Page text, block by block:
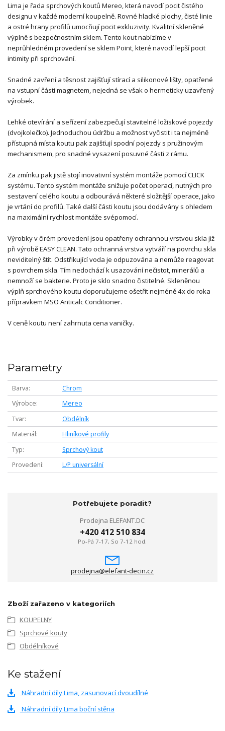
Lima je řada sprchových koutů Mereo, která navodí pocit čistého
designu v každé moderní koupelně. Rovné hladké plochy, čisté linie
a ostré hrany profilů umocňují pocit exkluzivity. Kvalitní skleněné
výplně s bezpečnostním sklem. Tento kout nabízíme v
neprůhledném provedení se sklem Point, které navodí lepší pocit
intimity při sprchování.
Snadné zavření a těsnost zajišťují stírací a silikonové lišty, opatřené
na vstupní části magnetem, nejedná se však o hermeticky uzavřený
výrobek.
Lehké otevírání a seřízení zabezpečují stavitelné ložiskové pojezdy
(dvojkolečko). Jednoduchou údržbu a možnost vyčistit i ta nejméně
přístupná místa koutu pak zajišťují spodní pojezdy s pružinovým
mechanismem, pro snadné vysazení posuvné části z rámu.
Za zmínku pak jistě stojí inovativní systém montáže pomocí CLICK
systému. Tento systém montáže snižuje počet operací, nutných pro
sestavení celého koutu a odbourává některé složitější operace, jako
je vrtání do profilů. Také další části koutu jsou dodávány s ohledem
na maximální rychlost montáže svépomocí.
Výrobky v čirém provedení jsou opatřeny ochrannou vrstvou skla již
při výrobě EASY CLEAN. Tato ochranná vrstva vytváří na povrchu skla
neviditelný štít. Odstřikující voda je odpuzována a nemůže reagovat
s povrchem skla. Tím nedochází k usazování nečistot, minerálů a
nemnoží se bakterie. Proto je sklo snadno čistitelné. Skleněnou
výplň sprchového koutu doporučujeme ošetřit nejméně 4x do roka
přípravkem MSO Anticalc Conditioner.
V ceně koutu není zahrnuta cena vaničky.
Parametry
Barva
Chrom
Výrobce
Mereo
Tvar
Obdélník
Materiál
Hliníkové profily
Typ
Sprchový kout
Provedení
L/P universální
Potřebujete poradit?
Prodejna ELEFANT.DC
+420 412 510 834
Po-Pá 7-17, So 7-12 hod.
prodejna@elefant-decin.cz
Zboží zařazeno v kategoriích
KOUPELNY
Sprchové kouty
Obdélníkové
Ke stažení
Náhradní díly Lima, zasunovací dvoudílné
Náhradní díly Lima boční stěna